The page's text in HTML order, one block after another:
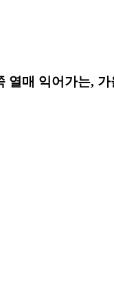
열매 익어가는,